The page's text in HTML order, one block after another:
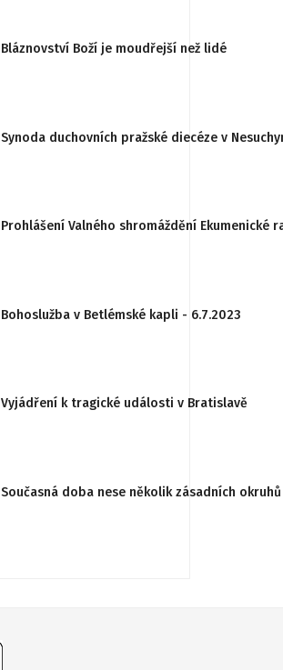
Bláznovství Boží je moudřejší než lidé
Synoda duchovních pražské diecéze v
Prohlášení Valného shromáždění
Bohoslužba v Betlémské kapli - 6.7.2023
Vyjádření k tragické události v Bratislavě
Současná doba nese několik zásadních